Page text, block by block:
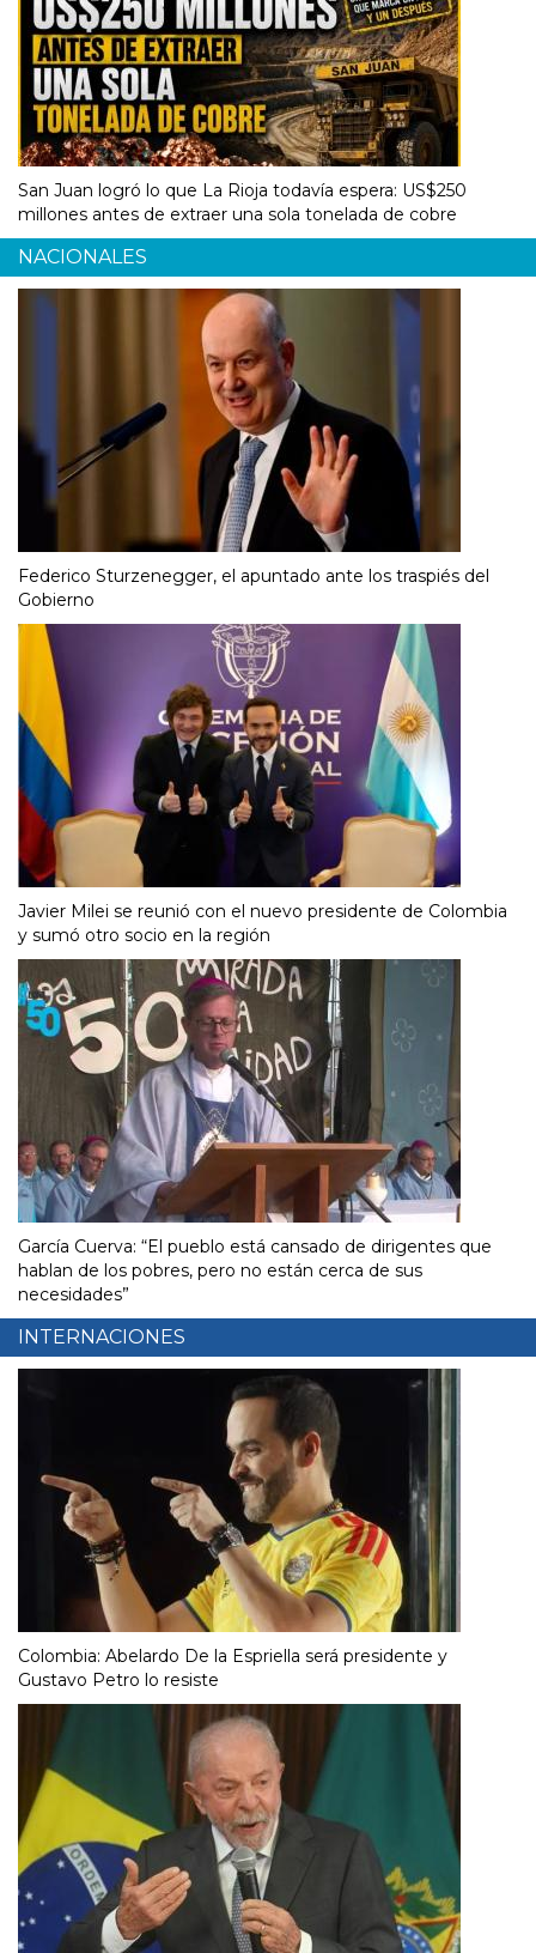
San Juan logró lo que La Rioja todavía espera: US$250
millones antes de extraer una sola tonelada de cobre
NACIONALES
Federico Sturzenegger, el apuntado ante los traspiés del
Gobierno
Javier Milei se reunió con el nuevo presidente de Colombia
y sumó otro socio en la región
García Cuerva: “El pueblo está cansado de dirigentes que
hablan de los pobres, pero no están cerca de sus
necesidades”
INTERNACIONES
Colombia: Abelardo De la Espriella será presidente y
Gustavo Petro lo resiste